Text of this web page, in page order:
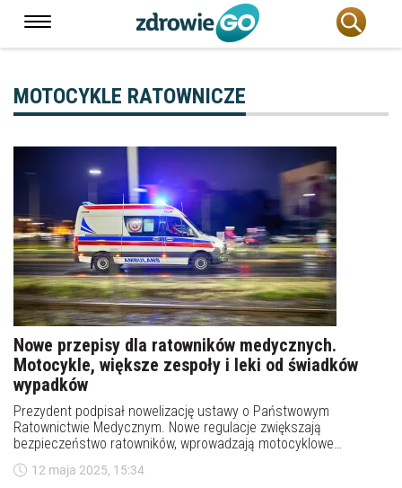
MOTOCYKLE RATOWNICZE
Nowe przepisy dla ratowników medycznych.
Motocykle, większe zespoły i leki od świadków
wypadków
Prezydent podpisał nowelizację ustawy o Państwowym
Ratownictwie Medycznym. Nowe regulacje zwiększają
bezpieczeństwo ratowników, wprowadzają motocyklowe
jednostki ratownicze i umożliwiają świadkom udzielanie
skuteczniejszej pierwszej pomocy.
12 maja 2025, 15:34